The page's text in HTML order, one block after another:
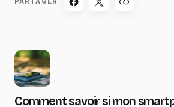
Comment savoir si mon